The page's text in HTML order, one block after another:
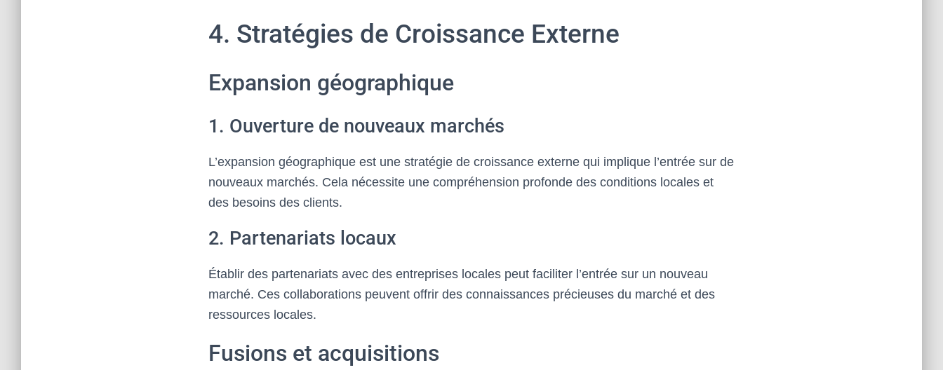
4. Stratégies de Croissance Externe
Expansion géographique
1. Ouverture de nouveaux marchés
L’expansion géographique est une stratégie de croissance externe qui implique l’entrée sur de
nouveaux marchés. Cela nécessite une compréhension profonde des conditions locales et
des besoins des clients.
2. Partenariats locaux
Établir des partenariats avec des entreprises locales peut faciliter l’entrée sur un nouveau
marché. Ces collaborations peuvent offrir des connaissances précieuses du marché et des
ressources locales.
Fusions et acquisitions